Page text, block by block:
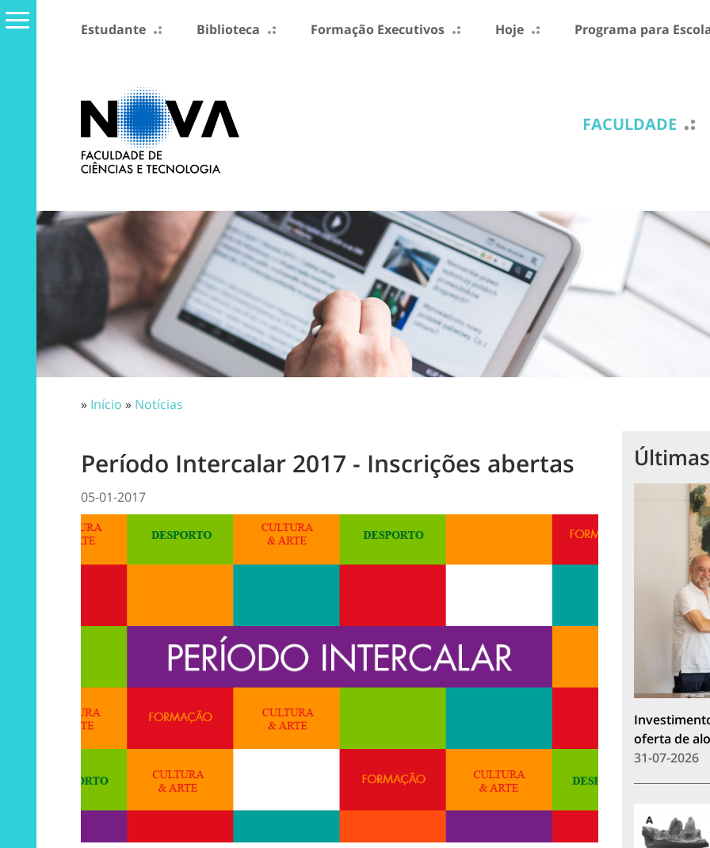
Estudante Biblioteca Formação Executivos Hoje Programa para
FACULDADE
» Início » Notícias
Período Intercalar 2017 - Inscrições abertas
05-01-2017
oferta de
31-07-2026